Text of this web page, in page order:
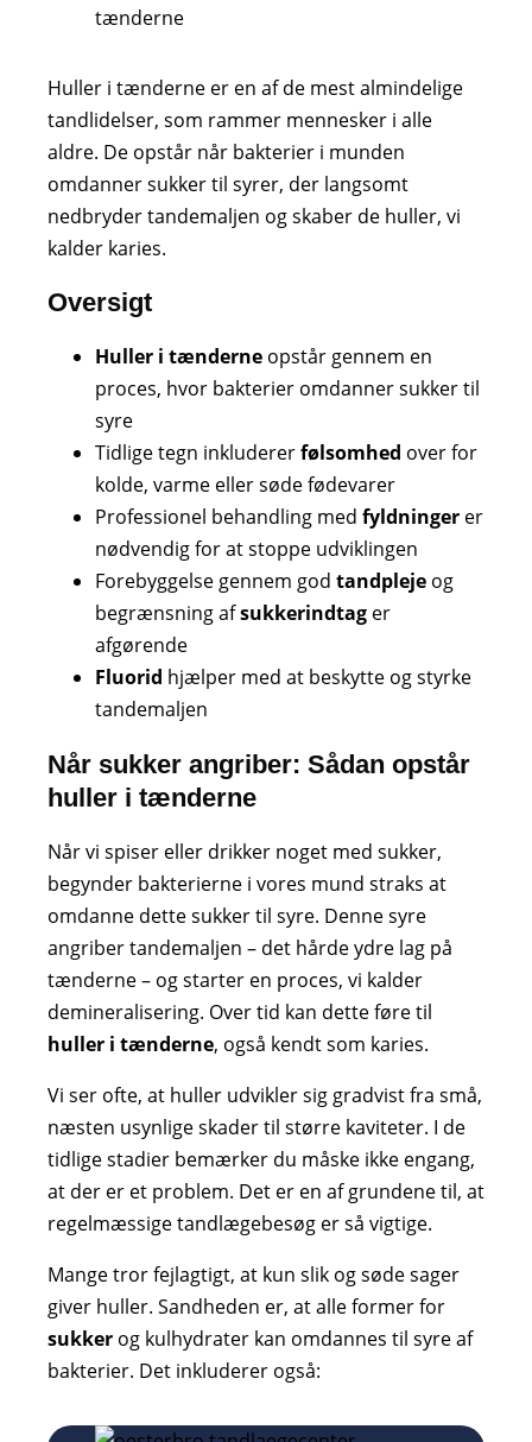
Huller i tænderne er en af de mest almindelige
tandlidelser, som rammer mennesker i alle
aldre. De opstår når bakterier i munden
omdanner sukker til syrer, der langsomt
nedbryder tandemaljen og skaber de huller, vi
kalder karies.
Oversigt
Huller i tænderne opstår gennem en
proces, hvor bakterier omdanner sukker til
syre
Tidlige tegn inkludererfølsomhed over for
kolde, varme eller søde fødevarer
Professionel behandling med fyldninger er
nødvendig for at stoppe udviklingen
Forebyggelse gennem god tandpleje og
begrænsning afsukkerindtag er
afgørende
Fluorid hjælper med at beskytte og styrke
tandemaljen
Når sukker angriber: Sådan opstår
huller i tænderne
Når vi spiser eller drikker noget med sukker,
begynder bakterierne i vores mund straks at
omdanne dette sukker til syre. Denne syre
angriber tandemaljen – det hårde ydre lag på
tænderne – og starter en proces, vi kalder
demineralisering. Over tid kan dette føre til
huller i tænderne, også kendt som karies.
Vi ser ofte, at huller udvikler sig gradvist fra små,
næsten usynlige skader til større kaviteter. I de
tidlige stadier bemærker du måske ikke engang,
at der er et problem. Det er en af grundene til, at
regelmæssige tandlægebesøg er så vigtige.
Mange tror fejlagtigt, at kun slik og søde sager
giver huller. Sandheden er, at alle former for
sukker og kulhydrater kan omdannes til syre af
bakterier. Det inkluderer også: